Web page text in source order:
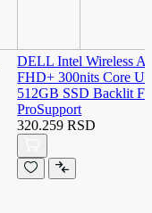
DELL Intel Wireless
FHD+ 300nits Core
512GB SSD Backlit
ProSupport
320.259 RSD